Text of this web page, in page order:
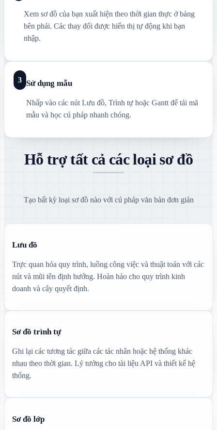
Xem sơ đồ của bạn xuất hiện theo thời gian thực ở bảng
bên phải. Các thay đổi được hiển thị tự động khi bạn
nhập.
3 Sử dụng mẫu
Nhấp vào các nút Lưu đồ, Trình tự hoặc Gantt để tải mã
mẫu và học cú pháp nhanh chóng.
Hỗ trợ tất cả các loại sơ đồ
Tạo bất kỳ loại sơ đồ nào với cú pháp văn bản đơn giản
Lưu đồ
Trực quan hóa quy trình, luồng công việc và thuật toán với các
nút và mũi tên định hướng. Hoàn hảo cho quy trình kinh
doanh và cây quyết định.
Sơ đồ trình tự
Ghi lại các tương tác giữa các tác nhân hoặc hệ thống khác
nhau theo thời gian. Lý tưởng cho tài liệu API và thiết kế hệ
thống.
Sơ đồ lớp